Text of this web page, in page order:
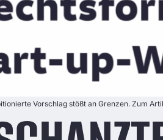
Vorschlag stößt an Grenzen. Zum